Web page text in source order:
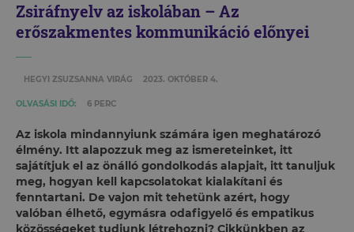
Zsiráfnyelv az iskolában – Az
erőszakmentes kommunikáció előnyei
HEGYI ZSUZSANNA VIRÁG 2023. OKTÓBER 4.
OLVASÁSI IDŐ: 6 PERC
Az iskola mindannyiunk számára igen meghatározó
élmény. Itt alapozzuk meg az ismereteinket, itt
sajátítjuk el az önálló gondolkodás alapjait, itt tanuljuk
meg, hogyan kell kapcsolatokat kialakítani és
fenntartani. De vajon mit tehetünk azért, hogy
valóban élhető, egymásra odafigyelő és empatikus
közösségeket tudjunk létrehozni? Cikkünkben az